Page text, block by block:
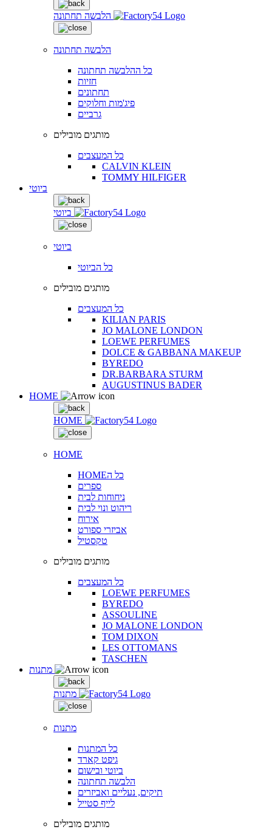
הלבשה תחתונה
הלבשה תחתונה
כל ההלבשה תחתונה
חזיות
תחתונים
פיג'מות וחלוקים
גרביים
מותגים מובילים
כל המעצבים
CALVIN KLEIN
TOMMY HILFIGER
ביוטי
ביוטי
ביוטי
כל הביוטי
מותגים מובילים
כל המעצבים
KILIAN PARIS
JO MALONE LONDON
LOEWE PERFUMES
DOLCE & GABBANA MAKEUP
BYREDO
DR.BARBARA STURM
AUGUSTINUS BADER
HOME
HOME
HOME
HOMEכל ה
ספרים
ניחוחות לבית
ריהוט ונוי לבית
אירוח
אביזרי ספורט
טקסטיל
מותגים מובילים
כל המעצבים
LOEWE PERFUMES
BYREDO
ASSOULINE
JO MALONE LONDON
TOM DIXON
LES OTTOMANS
TASCHEN
מתנות
מתנות
כל המתנות
גיפט קארד
ביוטי ובישום
הלבשה תחתונה
תיקים, נעליים ואביזרים
לייף סטייל
מותגים מובילים